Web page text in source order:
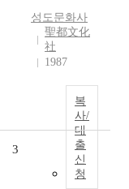
성도문화사
聖都文化
社
1987
복
사/
대
출
신
청
3